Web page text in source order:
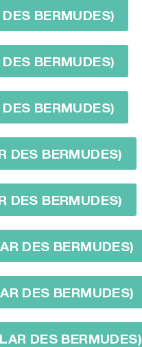
BERMUDES)
BERMUDES)
BERMUDES)
DES BERMUDES)
DES BERMUDES)
DES BERMUDES)
DES BERMUDES)
DES BERMUDES)